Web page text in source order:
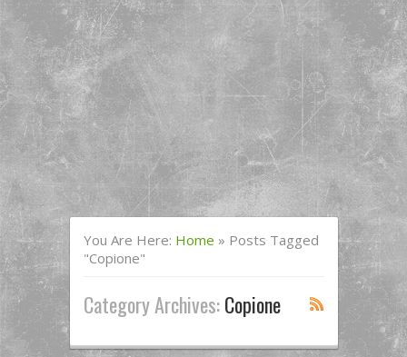
You Are Here: Home » Posts Tagged
"copione"
Category Archives:Copione